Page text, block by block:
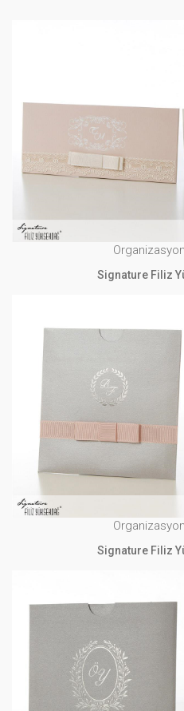
Signature Filiz
Signature Filiz
Signature Filiz
Signature Filiz
Signature Filiz